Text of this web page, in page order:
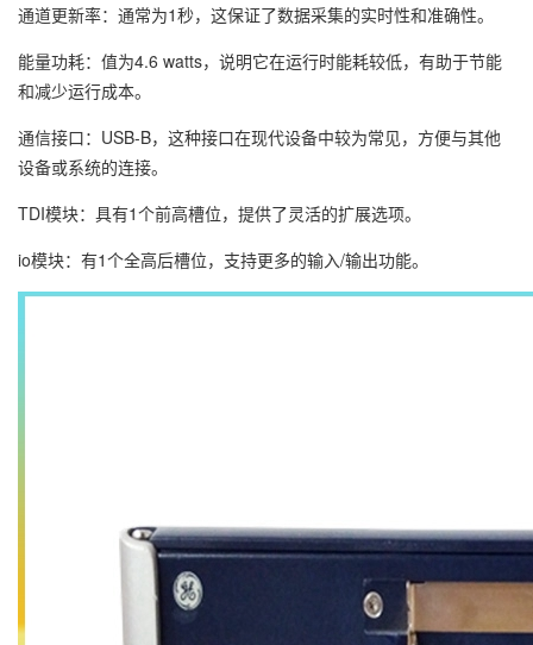
通道更新率：通常为1秒，这保证了数据采集的实时性和准确性。
能量功耗：值为4.6 watts，说明它在运行时能耗较低，有助于节能
和减少运行成本。
通信接口：USB-B，这种接口在现代设备中较为常见，方便与其他
设备或系统的连接。
TDI模块：具有1个前高槽位，提供了灵活的扩展选项。
io模块：有1个全高后槽位，支持更多的输入/输出功能。